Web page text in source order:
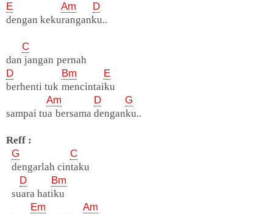
E
Am
D
dengan kekuranganku..
C
dan jangan pernah
D
Bm
E
berhenti tuk mencintaiku
Am
D
G
sampai tua bersama denganku..
Reff :
G
C
dengarlah cintaku
D
Bm
suara hatiku
Em
Am